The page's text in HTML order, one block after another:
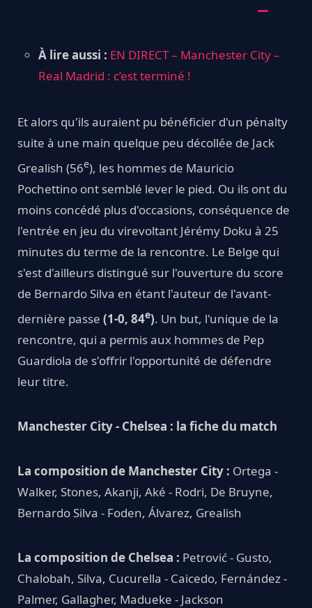
À lire aussi : EN DIRECT – Manchester City –
Real Madrid : c’est terminé !
Et alors qu'ils auraient pu bénéficier d'un pénalty
suite à une main quelque peu décollée de Jack
Grealish (56e), les hommes de Mauricio
Pochettino ont semblé lever le pied. Ou ils ont du
moins concédé plus d'occasions, conséquence de
l'entrée en jeu du virevoltant Jérémy Doku à 25
minutes du terme de la rencontre. Le Belge qui
s'est d'ailleurs distingué sur l'ouverture du score
de Bernardo Silva en étant l'auteur de l'avant-
dernière passe (1-0, 84e). Un but, l'unique de la
rencontre, qui a permis aux hommes de Pep
Guardiola de s'offrir l'opportunité de défendre
leur titre.
Manchester City - Chelsea : la fiche du match
La composition de Manchester City : Ortega -
Walker, Stones, Akanji, Aké - Rodri, De Bruyne,
Bernardo Silva - Foden, Álvarez, Grealish
La composition de Chelsea : Petrović - Gusto,
Chalobah, Silva, Cucurella - Caicedo, Fernández -
Palmer, Gallagher, Madueke - Jackson